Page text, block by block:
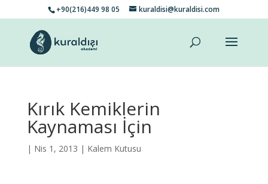
+90(216)449 98 05 kuraldisi@kuraldisi.com
Kırık Kemiklerin
Kaynaması İçin
| Nis 1, 2013 | Kalem Kutusu